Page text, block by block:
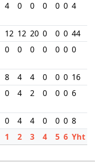
4 0 0 0 0 0 4
12 12 20 0 0 0 44
0 0 0 0 0 0 0
8 4 4 0 0 0 16
0 4 2 0 0 0 6
0 4 4 0 0 0 8
1 2 3 4 5 6 Yht